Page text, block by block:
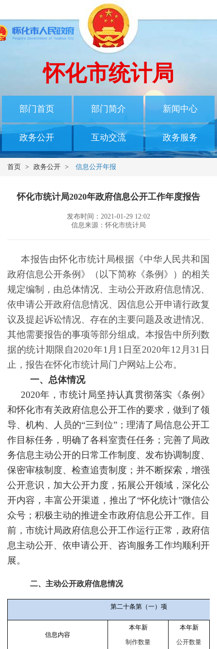
怀化市统计局
部门首页 部门简介 新闻中心
政务公开 互动交流 政务服务
首页 > 政务公开 > 信息公开年报
怀化市统计局2020年政府信息公开工作年度报告
发布时间：2021-01-29 12:02
信息来源：怀化市统计局
本报告由怀化市统计局根据《中华人民共和国
政府信息公开条例》（以下简称《条例》）的相关
规定编制，由总体情况、主动公开政府信息情况、
依申请公开政府信息情况、因信息公开申请行政复
议及提起诉讼情况、存在的主要问题及改进情况、
其他需要报告的事项等部分组成。本报告中所列数
据的统计期限自2020年1月1日至2020年12月31日
止，报告在怀化市统计局门户网站上公布。
一、总体情况
2020年，市统计局坚持认真贯彻落实《条例》
和怀化市有关政府信息公开工作的要求，做到了领
导、机构、人员的“三到位”；理清了局信息公开工
作目标任务，明确了各科室责任任务；完善了局政
务信息主动公开的日常工作制度、发布协调制度、
保密审核制度、检查追责制度；并不断探索，增强
公开意识，加大公开力度，拓展公开领域，深化公
开内容，丰富公开渠道，推出了“怀化统计”微信公
众号；积极主动的推进全市政府信息公开工作。目
前，市统计局政府信息公开工作运行正常，政府信
息主动公开、依申请公开、咨询服务工作均顺利开
展。
二、主动公开政府信息情况
第二十条第（一）项
信息内容
本年新
制作数量
本年新
公开数量